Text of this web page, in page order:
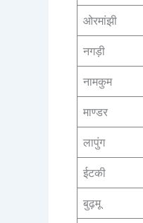
ओरमांझी
नगड़ी
नामकुम
माण्डर
लापुंग
ईटकी
बुढ़मू